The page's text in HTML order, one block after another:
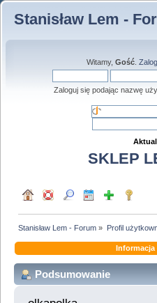
Stanisław Lem -
Witamy, Gość.
Zaloguj się podając nazwę
SKLEP
Stanisław Lem - Forum » Profil
Informacja
Podsumowanie